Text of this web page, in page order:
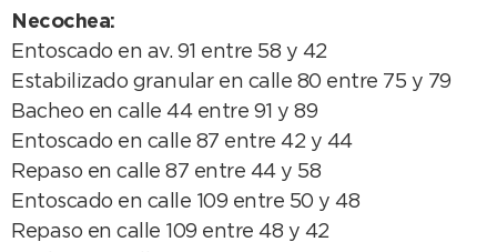
Necochea:
Entoscado en av. 91 entre 58 y 42
Estabilizado granular en calle 80 entre 75 y 79
Bacheo en calle 44 entre 91 y 89
Entoscado en calle 87 entre 42 y 44
Repaso en calle 87 entre 44 y 58
Entoscado en calle 109 entre 50 y 48
Repaso en calle 109 entre 48 y 42